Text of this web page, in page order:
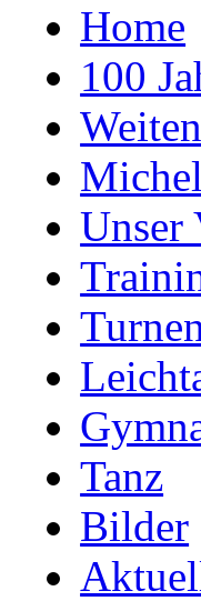
Home
100
Unser
Tanz
Bilder